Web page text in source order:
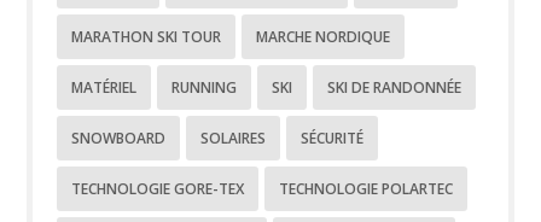
MARATHON SKI TOUR MARCHE NORDIQUE
MATÉRIEL RUNNING SKI SKI DE RANDONNÉE
SNOWBOARD SOLAIRES SÉCURITÉ
TECHNOLOGIE GORE-TEX TECHNOLOGIE POLARTEC